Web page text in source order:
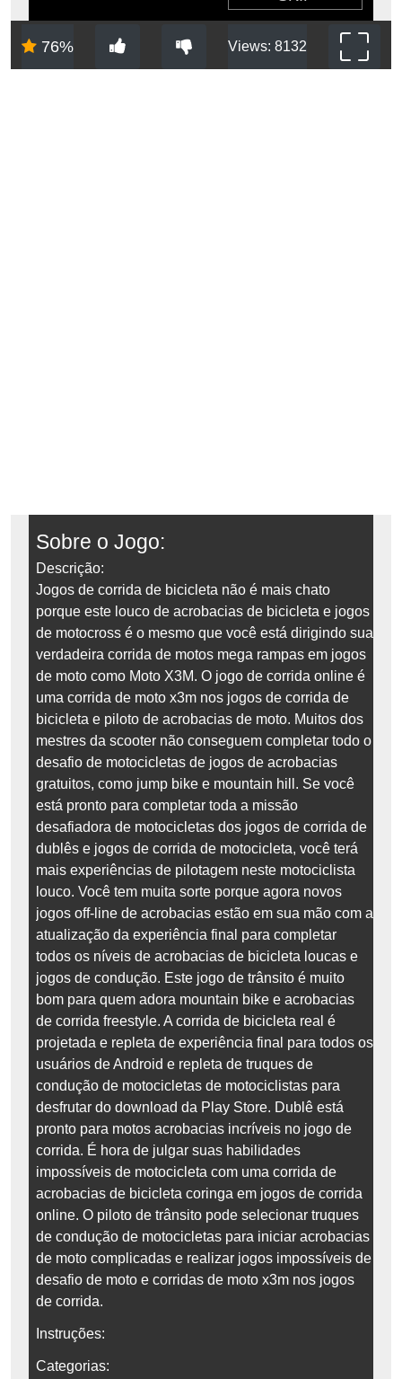
76% Views: 8132
Sobre o Jogo:
Descrição:
Jogos de corrida de bicicleta não é mais chato
porque este louco de acrobacias de bicicleta e jogos
de motocross é o mesmo que você está dirigindo sua
verdadeira corrida de motos mega rampas em jogos
de moto como Moto X3M. O jogo de corrida online é
uma corrida de moto x3m nos jogos de corrida de
bicicleta e piloto de acrobacias de moto. Muitos dos
mestres da scooter não conseguem completar todo o
desafio de motocicletas de jogos de acrobacias
gratuitos, como jump bike e mountain hill. Se você
está pronto para completar toda a missão
desafiadora de motocicletas dos jogos de corrida de
dublês e jogos de corrida de motocicleta, você terá
mais experiências de pilotagem neste motociclista
louco. Você tem muita sorte porque agora novos
jogos off-line de acrobacias estão em sua mão com a
atualização da experiência final para completar
todos os níveis de acrobacias de bicicleta loucas e
jogos de condução. Este jogo de trânsito é muito
bom para quem adora mountain bike e acrobacias
de corrida freestyle. A corrida de bicicleta real é
projetada e repleta de experiência final para todos os
usuários de Android e repleta de truques de
condução de motocicletas de motociclistas para
desfrutar do download da Play Store. Dublê está
pronto para motos acrobacias incríveis no jogo de
corrida. É hora de julgar suas habilidades
impossíveis de motocicleta com uma corrida de
acrobacias de bicicleta coringa em jogos de corrida
online. O piloto de trânsito pode selecionar truques
de condução de motocicletas para iniciar acrobacias
de moto complicadas e realizar jogos impossíveis de
desafio de moto e corridas de moto x3m nos jogos
de corrida.
Instruções:
Categorias: